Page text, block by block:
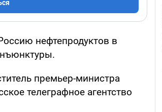
нефтепродуктов в
премьер-министра
телеграфное агентство